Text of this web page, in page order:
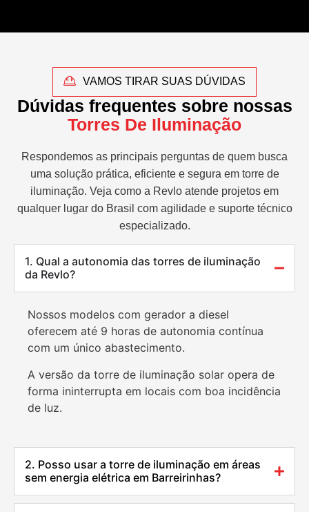
VAMOS TIRAR SUAS DÚVIDAS
Dúvidas frequentes sobre nossas
Torres De Iluminação
Respondemos as principais perguntas de quem busca
uma solução prática, eficiente e segura em torre de
iluminação. Veja como a Revlo atende projetos em
qualquer lugar do Brasil com agilidade e suporte técnico
especializado.
1. Qual a autonomia das torres de iluminação
da Revlo?
Nossos modelos com gerador a diesel
oferecem até 9 horas de autonomia contínua
com um único abastecimento.
A versão da torre de iluminação solar opera de
forma ininterrupta em locais com boa incidência
de luz.
2. Posso usar a torre de iluminação em áreas
sem energia elétrica em Barreirinhas?